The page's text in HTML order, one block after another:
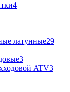
4
латунные29
3
ATV3